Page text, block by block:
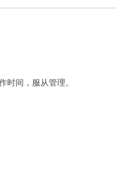
时间，服从管理。